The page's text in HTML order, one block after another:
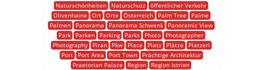
Naturschönheiten
Naturschutz öffentlicher Verkehr
Olivenhaine
Ort Orte Österreich Palm Tree
Palme
Palmen
Panorama Panorama Schwenk
Panoramic View
Park
Parken Parking Parks Photo
Photographer
Photography
Piran Pkw Place Platz Plätze
Platzerl
Port
Port Area Port Town
Prächtige Architektur
Praetorian Palace
Region
Region Istrien